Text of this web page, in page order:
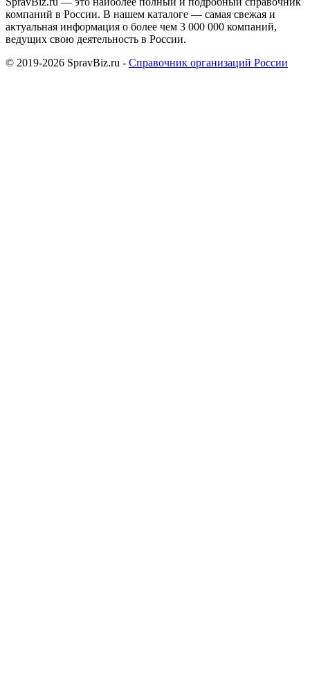
компаний в России. В нашем каталоге — самая свежая и
актуальная информация о более чем 3 000 000 компаний,
ведущих свою деятельность в России.
© 2019-2026 SpravBiz.ru - Справочник организаций России